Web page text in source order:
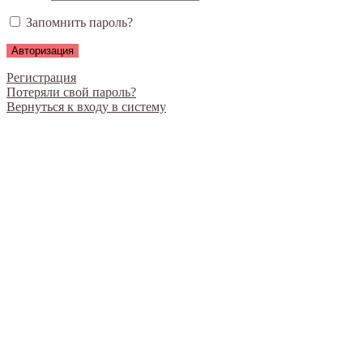
Запомнить пароль?
Регистрация
Потеряли свой пароль?
Вернуться к входу в систему